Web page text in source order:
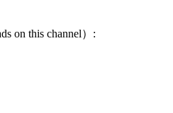
on this channel）: